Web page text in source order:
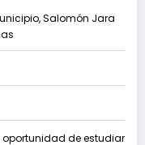
Salomón Jara
oportunidad de estudiar